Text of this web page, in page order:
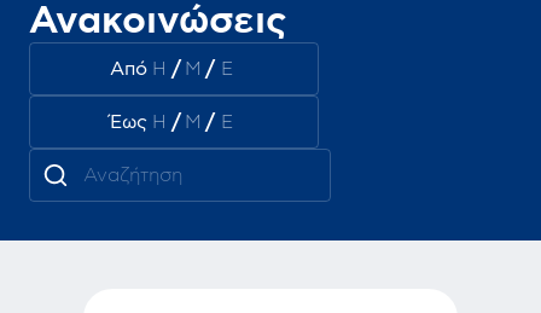
Ανακοινώσεις
Από / /
Έως / /